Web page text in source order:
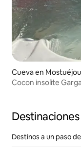
Cueva en
Cocon insolite
Destinos a un paso